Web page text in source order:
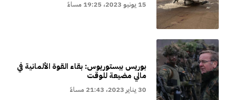
15 يونيو 2023، 19:25 مساءً
بوريس بيستوريوس: بقاء القوة الألمانية في
مالي مضيعة للوقت
30 يناير 2023، 21:43 مساءً